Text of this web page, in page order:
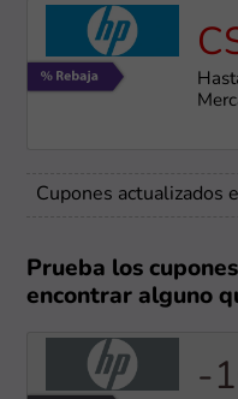
Cupones actualizados
Prueba los
encontrar alguno
-